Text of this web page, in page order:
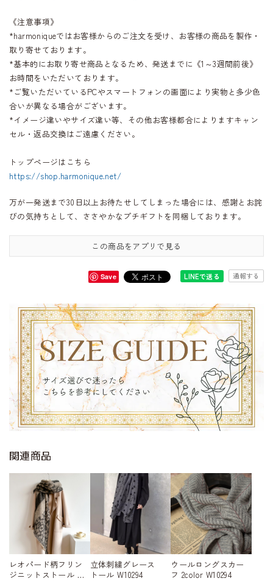
《注意事項》
*harmoniqueではお客様からのご注文を受け、お客様の商品を製作・
取り寄せております。
*基本的にお取り寄せ商品となるため、発送までに《1～3週間前後》
お時間をいただいております。
*ご覧いただいているPCやスマートフォンの画面により実物と多少色
合いが異なる場合がございます。
*イメージ違いやサイズ違い等、その他お客様都合によりますキャン
セル・返品交換はご遠慮ください。
トップページはこちら
https://shop.harmonique.net/
万が一発送まで30日以上お待たせしてしまった場合には、感謝とお詫
びの気持ちとして、ささやかなプチギフトを同梱しております。
この商品をアプリで見る
Save LINEで送る 通報する
関連商品
レオパード柄フリン
ジニットストール W1
立体刺繍グレース
トール W10294
ウールロングスカー
フ 2color W10294